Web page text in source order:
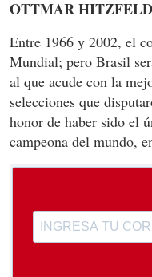
OTTMAR
Entre 1966 y 2002, el
Mundial; pero Brasil
al que acude con la
selecciones que
honor de haber sido el
campeona del mundo,